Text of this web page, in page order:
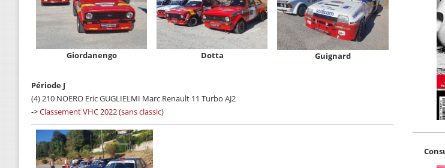
Giordanengo Dotta Guignard
Période J
(4) 210 NOERO Eric GUGLIELMI Marc Renault 11 Turbo AJ2
->Classement VHC 2022 (sans classic)